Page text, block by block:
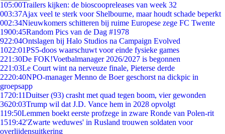
105:00Trailers kijken: de bioscoopreleases van week 32
003:37Ajax veel te sterk voor Shelbourne, maar houdt schade beperkt
002:34Nieuwkomers schitteren bij ruime Europese zege FC Twente
1900:45Random Pics van de Dag #1978
922:04Ontslagen bij Halo Studios na Campaign Evolved
1022:01PS5-doos waarschuwt voor einde fysieke games
221:30De FOK!Voetbalmanager 2026/2027 is begonnen
221:03Le Court wint na nerveuze finale, Pieterse derde
2220:40NPO-manager Menno de Boer geschorst na dickpic in
groepsapp
1720:11Duitser (93) crasht met quad tegen boom, vier gewonden
3620:03Trump wil dat J.D. Vance hem in 2028 opvolgt
119:50Lemmen boekt eerste profzege in zware Ronde van Polen-rit
1519:42'Zwarte weduwes' in Rusland trouwen soldaten voor
overlijdensuitkering